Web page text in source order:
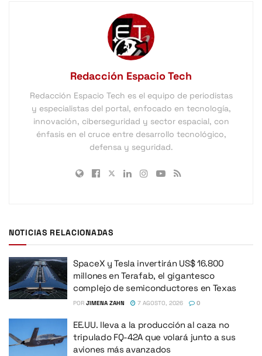
Redacción Espacio Tech
Redacción Espacio Tech es el equipo de periodistas
y especialistas del portal, enfocado en tecnología,
innovación, ciberseguridad y sector espacial, con
énfasis en el cruce entre desarrollo tecnológico,
defensa y seguridad.
NOTICIAS RELACIONADAS
SpaceX y Tesla invertirán US$ 16.800
millones en Terafab, el gigantesco
complejo de semiconductores en Texas
POR JIMENA ZAHN 7 AGOSTO, 2026 0
EE.UU. lleva a la producción al caza no
tripulado FQ-42A que volará junto a sus
aviones más avanzados